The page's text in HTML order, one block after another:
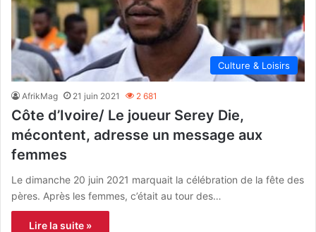
Culture & Loisirs
AfrikMag 21 juin 2021 2 681
Côte d’Ivoire/ Le joueur Serey Die,
mécontent, adresse un message aux
femmes
Le dimanche 20 juin 2021 marquait la célébration de la fête des
pères. Après les femmes, c’était au tour des…
Lire la suite »